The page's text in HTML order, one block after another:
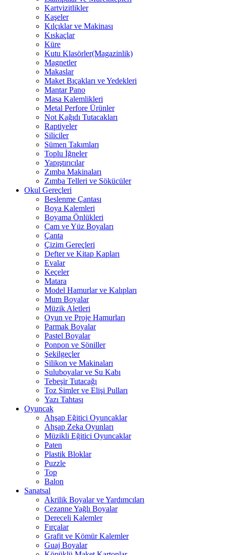
Kartvizitlikler
Kaşeler
Kılçıklar ve Makinası
Kıskaçlar
Küre
Kutu Klasörler(Magazinlik)
Magnetler
Makaslar
Maket Bıçakları ve Yedekleri
Mantar Pano
Masa Kalemlikleri
Metal Perfore Ürünler
Not Kağıdı Tutacakları
Raptiyeler
Siliciler
Sümen Takımları
Toplu İğneler
Yapıştırıcılar
Zımba Makinaları
Zımba Telleri ve Sökücüler
Okul Gereçleri
Beslenme Çantası
Boya Kalemleri
Boyama Önlükleri
Cam ve Yüz Boyaları
Çanta
Çizim Gereçleri
Defter ve Kitap Kapları
Evalar
Keçeler
Matara
Model Hamurlar ve Kalıpları
Mum Boyalar
Müzik Aletleri
Oyun ve Proje Hamurları
Parmak Boyalar
Pastel Boyalar
Ponpon ve Şöniller
Şekilgeçler
Silikon ve Makinaları
Suluboyalar ve Su Kabı
Tebeşir Tutacağı
Toz Simler ve Elişi Pulları
Yazı Tahtası
Oyuncak
Ahşap Eğitici Oyuncaklar
Ahşap Zeka Oyunları
Müzikli Eğitici Oyuncaklar
Paten
Plastik Bloklar
Puzzle
Top
Balon
Sanatsal
Akrilik Boyalar ve Yardımcıları
Cezanne Yağlı Boyalar
Dereceli Kalemler
Fırçalar
Grafit ve Kömür Kalemler
Guaj Boyalar